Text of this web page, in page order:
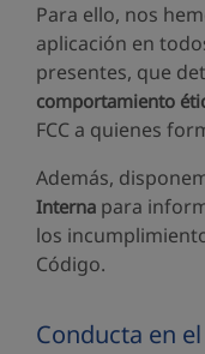
Para ello, nos
aplicación en
presentes, que
comportamiento
FCC a quienes
Además,
Interna para
los
Código.
Conducta en